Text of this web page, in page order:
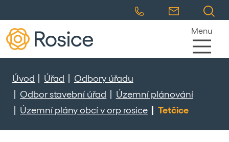
Menu
Úvod Úřad
Odbory úřadu
Odbor stavební úřad
Územní plánování
Územní plány obcí v orp rosice
Tetčice